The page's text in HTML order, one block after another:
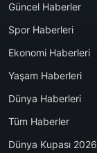
Güncel Haberler
Spor Haberleri
Ekonomi Haberleri
Yaşam Haberleri
Dünya Haberleri
Tüm Haberler
Dünya Kupası 2026